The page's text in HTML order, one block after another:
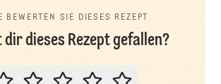
BEWERTEN SIE DIESES REZEPT
dir dieses Rezept gefallen?
BITTE BEWERTEN SIE DIESES